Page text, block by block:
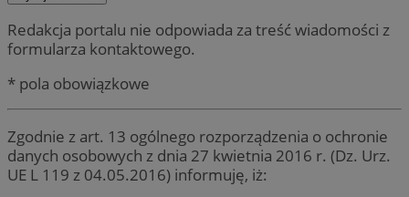
Redakcja portalu nie odpowiada za treść wiadomości z
formularza kontaktowego.
* pola obowiązkowe
Zgodnie z art. 13 ogólnego rozporządzenia o ochronie
danych osobowych z dnia 27 kwietnia 2016 r. (Dz. Urz.
UE L 119 z 04.05.2016) informuję, iż: